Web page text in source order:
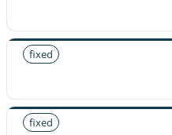
fixed
fixed